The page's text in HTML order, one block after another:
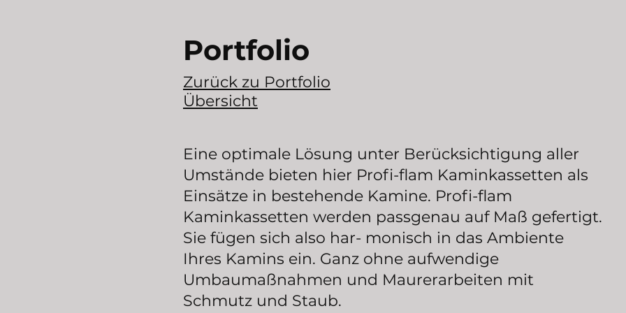
Portfolio
Zurück zu Portfolio
Übersicht
Eine optimale Lösung unter Berücksichtigung aller
Umstände bieten hier Profi-flam Kaminkassetten als
Einsätze in bestehende Kamine. Profi-flam
Kaminkassetten werden passgenau auf Maß gefertigt.
Sie fügen sich also har- monisch in das Ambiente
Ihres Kamins ein. Ganz ohne aufwendige
Umbaumaßnahmen und Maurerarbeiten mit
Schmutz und Staub.